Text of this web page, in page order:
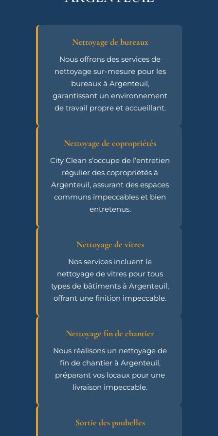
Nettoyage de bureaux
Nous offrons des services de
nettoyage sur-mesure pour les
bureaux à Argenteuil,
garantissant un environnement
de travail propre et accueillant.
Nettoyage de copropriétés
City Clean s’occupe de l’entretien
régulier des copropriétés à
Argenteuil, assurant des espaces
communs impeccables et bien
entretenus.
Nettoyage de vitres
Nos services incluent le
nettoyage de vitres pour tous
types de bâtiments à Argenteuil,
offrant une finition impeccable.
Nettoyage fin de chantier
Nous réalisons un nettoyage de
fin de chantier à Argenteuil,
préparant vos locaux pour une
livraison impeccable.
Sortie des poubelles